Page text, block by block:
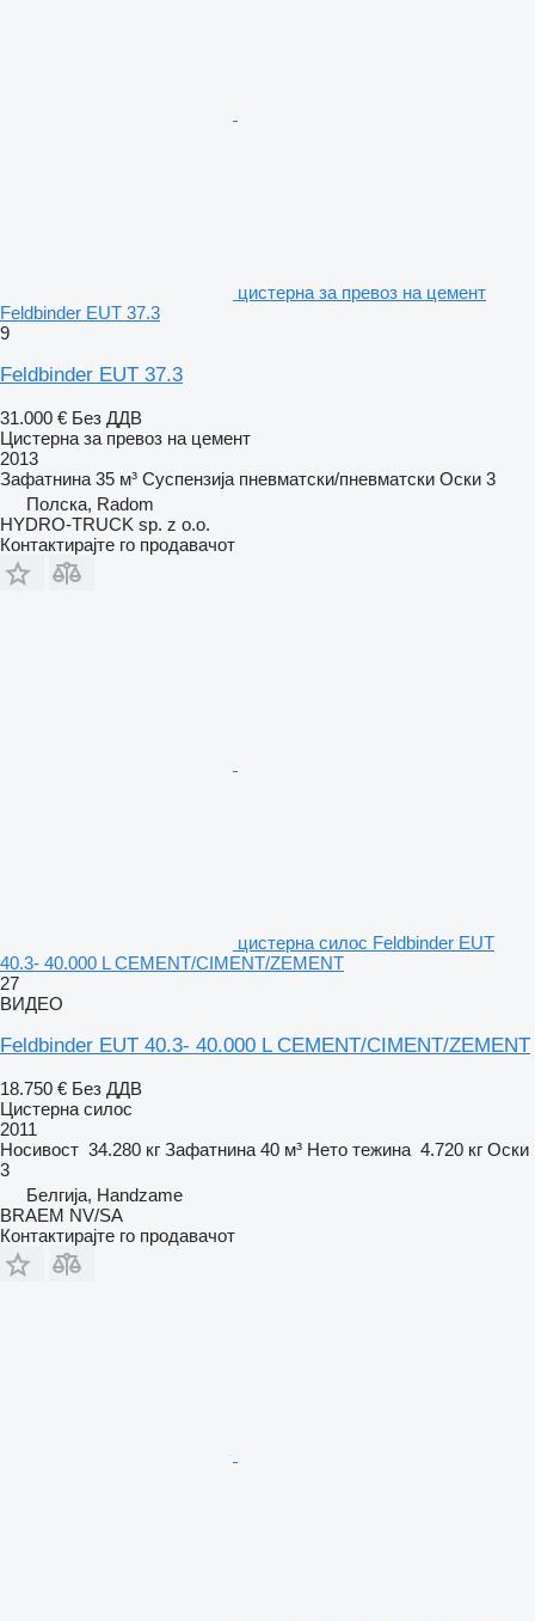
цистерна за превоз на цемент
Feldbinder EUT 37.3
9
Feldbinder EUT 37.3
31.000 € Без ДДВ
Цистерна за превоз на цемент
2013
Зафатнина 35 м³ Суспензија пневматски/пневматски Оски 3
Полска, Radom
HYDRO-TRUCK sp. z o.o.
Контактирајте го продавачот
цистерна силос Feldbinder EUT
40.3- 40.000 L CEMENT/CIMENT/ZEMENT
27
ВИДЕО
Feldbinder EUT 40.3- 40.000 L CEMENT/CIMENT/ZEMENT
18.750 € Без ДДВ
Цистерна силос
2011
Носивост 34.280 кг Зафатнина 40 м³ Нето тежина 4.720 кг Оски
3
Белгија, Handzame
BRAEM NV/SA
Контактирајте го продавачот